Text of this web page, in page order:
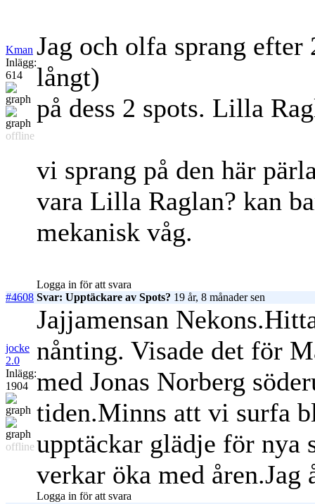
Kman
Inlägg:
614
offline
Jag och olfa sprang
långt)
på dess 2 spots. Lilla
vi sprang på den här
vara Lilla Raglan? kan
mekanisk våg.
Logga in för att svara
#4608 Svar: Upptäckare av Spots? 19 år, 8 månader sen
jocke
2.0
Inlägg:
1904
offline
Jajjamensan
nånting. Visade det för
med Jonas Norberg
tiden.Minns att vi surfa
upptäckar glädje för nya
verkar öka med åren.Jag
Logga in för att svara